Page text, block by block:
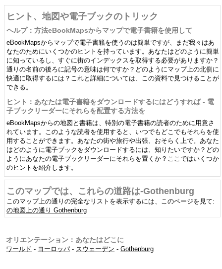
ヒント、地図や電子ブックのトリック
ヘルプ：方法eBookMapsからマップで電子書籍を使用して
eBookMapsからマップで電子書籍を使うのは簡単ですが、まだ我々はあ
なたのためにいくつかのヒントを持っています。あなたはどのように簡単
に知っているし、すぐに街のインデックスを取得する必要がありますか？
通りの名前の後ろに記号の意味は何ですか？どのようにマップ上の北側に
快適に取得するには？これと詳細については、この資料で見つけることが
できる。
ヒント：あなたは電子書籍をダウンロードするにはどうすれば - 電
子ブックリーダーにそれらを配置する方法を
eBookMapsからの地図と書籍は、特別の電子書籍の読者のために用意さ
れています。このような読者を使用すると、いつでもどこでもそれらを使
用することができます。あなたの街や旅行や出張、おそらく上で。あなた
はどのように電子ブックをダウンロードするには、知りたいですか？どの
ようにあなたの電子ブックリーダーにそれらを置くか？ここではいくつか
のヒントを紹介します。
このマップでは、これらの道路は-Gothenburg
このマップ上の通りの完全なリストを表示するには、このページを見て:
の地図上の通り Gothenburg
オリエンテーション：あなたはどこに
ワールド - ヨーロッパ - スウェーデン -Gothenburg